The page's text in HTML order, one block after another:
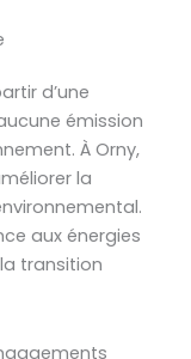
d’une
émission
À Orny,
la
aux énergies
transition